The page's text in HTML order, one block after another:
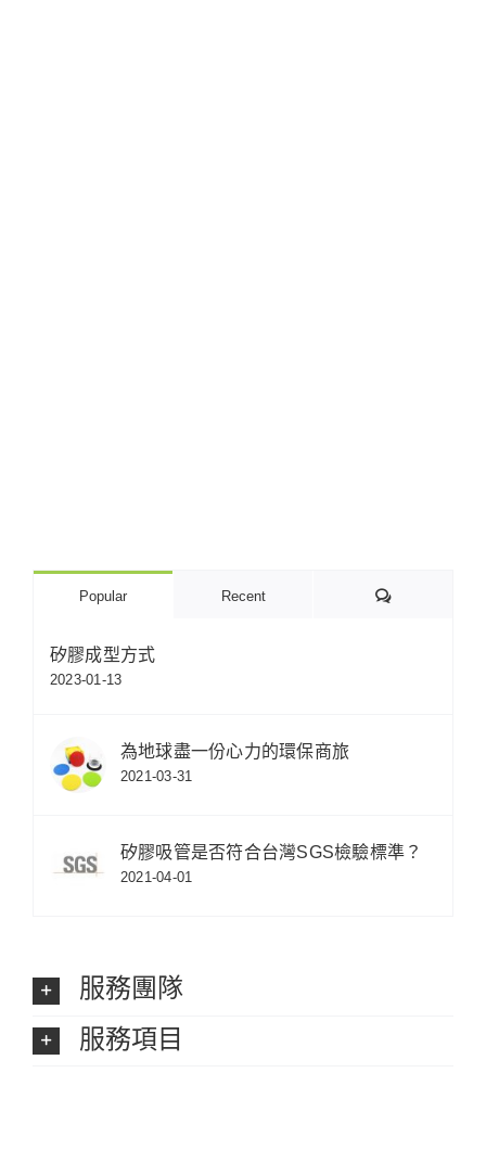
Popular Recent Comments
矽膠成型方式
2023-01-13
為地球盡一份心力的環保商旅
2021-03-31
矽膠吸管是否符合台灣SGS檢驗標準？
2021-04-01
服務團隊
服務項目